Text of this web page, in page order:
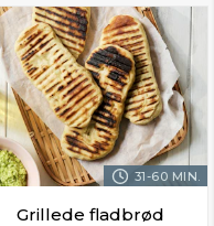
31-60 MIN.
Grillede fladbrød